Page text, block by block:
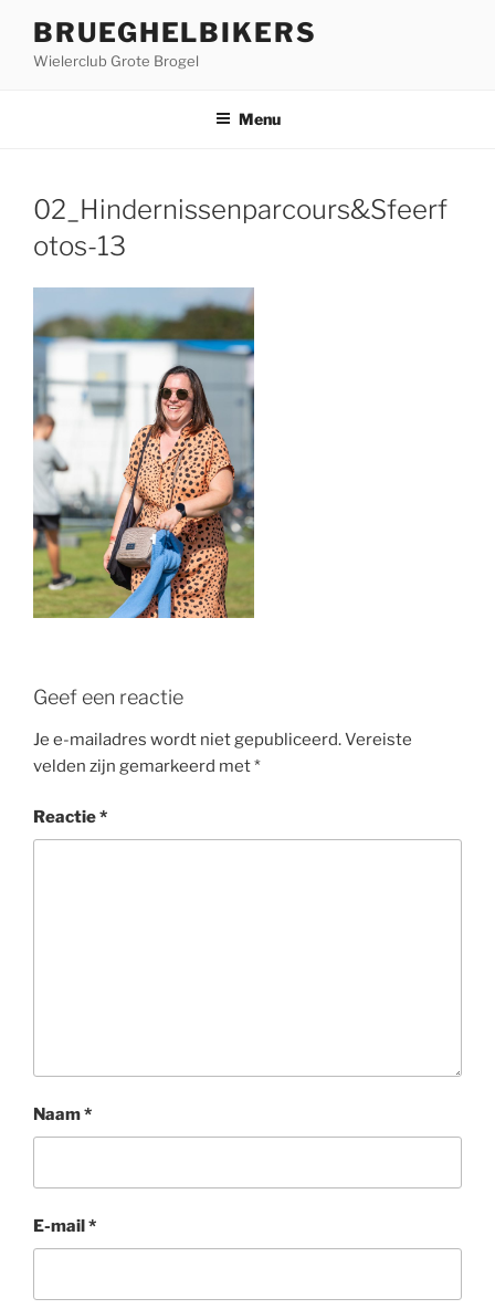
BRUEGHELBIKERS
Wielerclub Grote Brogel
Menu
02_Hindernissenparcours&Sfeerf
otos-13
Geef een reactie
Je e-mailadres wordt niet gepubliceerd.Vereiste
velden zijn gemarkeerd met*
Reactie*
Naam*
E-mail *